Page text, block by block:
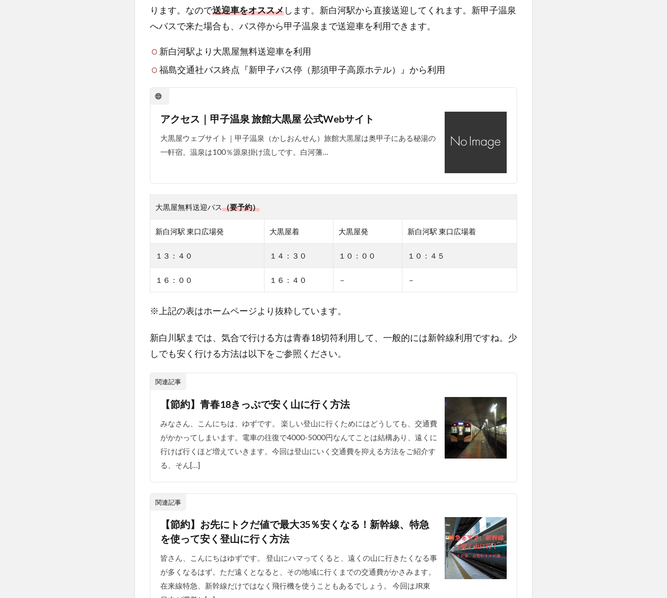
大
黒
の
額
回
の
撮
影
宿
紹
介
5.1
新白
河駅
から
で
5.2
内観
部屋
5.5
お風
呂
5.5.1
恵比寿
の湯
（内湯
風呂）
5.5.2
櫻之
湯・大
岩風呂
ります。なので送迎車をオススメします。新白河駅から直接送迎してくれます。新甲子温泉
へバスで来た場合も、バス停から甲子温泉まで送迎車を利用できます。
新白河駅より大黒屋無料送迎車を利用
福島交通社バス終点『新甲子バス停（那須甲子高原ホテル）』から利用
アクセス｜甲子温泉 旅館大黒屋 公式Webサイト
大黒屋ウェブサイト｜甲子温泉（かしおんせん）旅館大黒屋は奥甲子にある秘湯の
一軒宿。温泉は100％源泉掛け流しです。白河藩…
大黒屋無料送迎バス（要予約）
新白河駅 東口広場発 大黒屋着 大黒屋発 新白河駅 東口広場着
１３：４０ １４：３０ １０：００ １０：４５
１６：００ １６：４０ － －
※上記の表はホームページより抜粋しています。
新白川駅までは、気合で行ける方は青春18切符利用して、一般的には新幹線利用ですね。少
しでも安く行ける方法は以下をご参照ください。
関連記事
【節約】青春18きっぷで安く山に行く方法
みなさん、こんにちは、ゆずです。 楽しい登山に行くためにはどうしても、交通費
がかかってしまいます。電車の往復で4000-5000円なんてことは結構あり、遠くに
行けば行くほど増えていきます。今回は登山にいく交通費を抑える方法をご紹介す
る、そん[…]
関連記事
【節約】お先にトクだ値で最大35％安くなる！新幹線、特急
を使って安く登山に行く方法
皆さん、こんにちはゆずです。 登山にハマってくると、遠くの山に行きたくなる事
が多くなるはず。ただ遠くとなると、その地域に行くまでの交通費がかさみます。
在来線特急、新幹線だけではなく飛行機を使うこともあるでしょう。 今回はJR東